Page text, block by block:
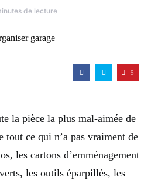
de lecture
5
la pièce la plus mal-aimée de
tout ce qui n’a pas vraiment de
les cartons d’emménagement
les outils éparpillés, les